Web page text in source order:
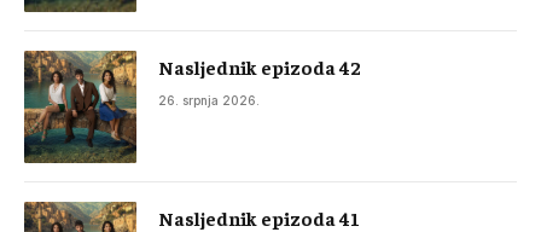
Nasljednik epizoda 42
26. srpnja 2026.
Nasljednik epizoda 41